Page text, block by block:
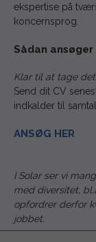
ekspertise på
koncernsprog.
Sådan ansøger
Klar til at tage
Send dit CV
indkalder til
ANSØG HER
I Solar ser vi
med diversitet,
opfordrer derfor
jobbet.